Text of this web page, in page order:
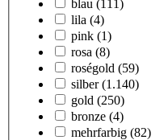
blau (111)
lila (4)
pink (1)
rosa (8)
roségold (59)
silber (1.140)
gold (250)
bronze (4)
mehrfarbig (82)